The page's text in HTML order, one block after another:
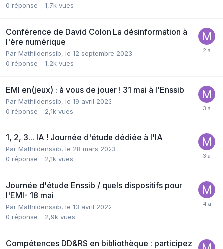
0 réponse 1,7k vues
Conférence de David Colon La désinformation à
l'ère numérique
Par Mathildenssib, le 12 septembre 2023
0 réponse 1,2k vues
EMI en(jeux) : à vous de jouer ! 31 mai à l'Enssib
Par Mathildenssib, le 19 avril 2023
0 réponse 2,1k vues
1, 2, 3... IA ! Journée d'étude dédiée à l'IA
Par Mathildenssib, le 28 mars 2023
0 réponse 2,1k vues
Journée d'étude Enssib / quels dispositifs pour
l'EMI- 18 mai
Par Mathildenssib, le 13 avril 2022
0 réponse 2,9k vues
Compétences DD&RS en bibliothèque : participez